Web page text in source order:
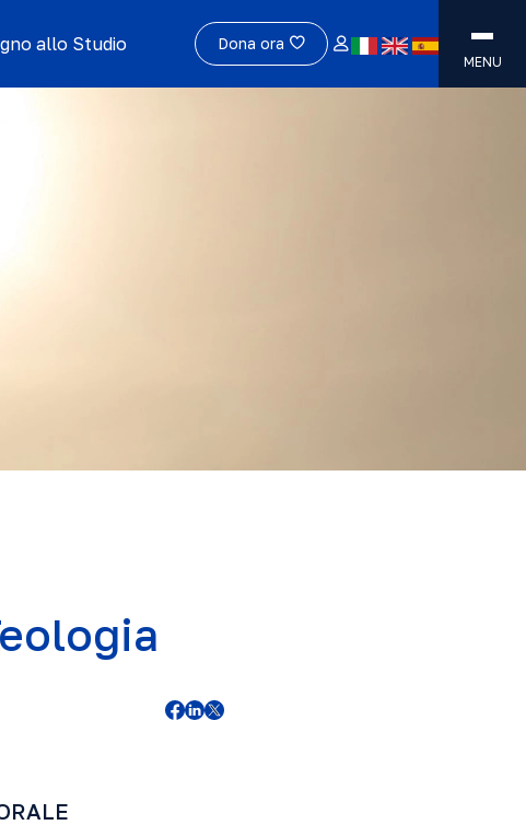
allo Studio Dona ora
MENU